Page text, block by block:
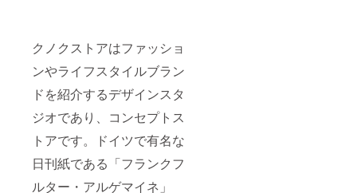
クノクストアはファッショ
ンやライフスタイルブラン
ドを紹介するデザインスタ
ジオであり、コンセプトス
トアです。ドイツで有名な
日刊紙である「フランクフ
ルター・アルゲマイネ」